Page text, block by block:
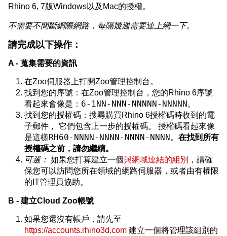
Rhino 6, 7版Windows以及Mac的授權。
不需要不間斷網際網路，每隔幾週需要連上網一下。
請完成以下操作：
A - 蒐集需要的資訊
在Zoo伺服器上打開Zoo管理控制台。
找到您的序號：在Zoo管理控制台，您的Rhino 6序號
看起來會像是： 6-1NN-NNN-NNNNN-NNNNN。
找到您的授權碼：搜尋購買Rhino 6授權碼時收到的電
子郵件， 它們包含上一步的授權碼。 授權碼看起來像
是這樣RH60-NNNN-NNNN-NNNN-NNNN。 在找到所有
授權碼之前，請勿繼續。
可選： 如果您打算建立一個與網域連結的組別
，請確
保您可以訪問您所在領域的網路伺服器，或者由有權限
的IT管理員協助。
B - 建立Cloud Zoo帳號
如果您還沒有帳戶，請先至
https://accounts.rhino3d.com 建立一個將管理該組別的